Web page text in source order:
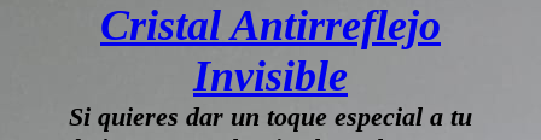
Cristal Antirreflejo
Invisible
Si quieres dar un toque especial a tu